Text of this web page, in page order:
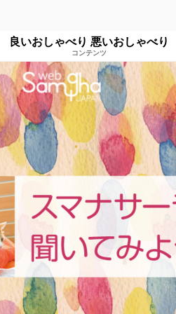
良いおしゃべり 悪いおしゃべり
コンテンツ